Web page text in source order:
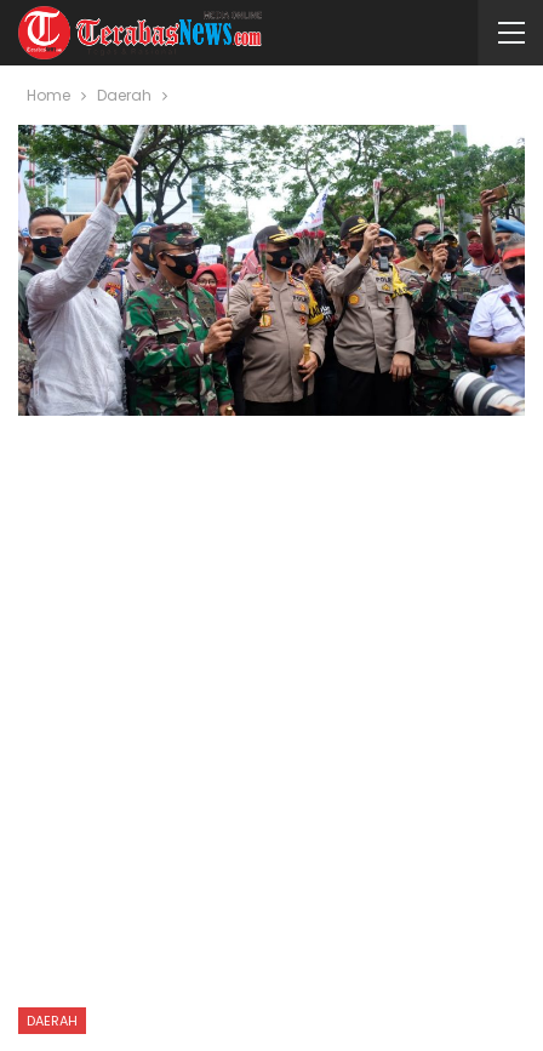
Home Daerah
DAERAH